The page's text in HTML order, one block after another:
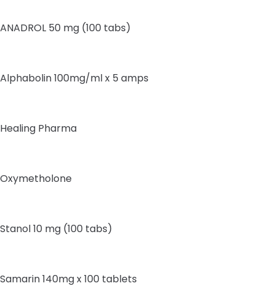
ANADROL 50 mg (100 tabs)
Alphabolin 100mg/ml x 5 amps
Healing Pharma
Oxymetholone
Stanol 10 mg (100 tabs)
Samarin 140mg x 100 tablets